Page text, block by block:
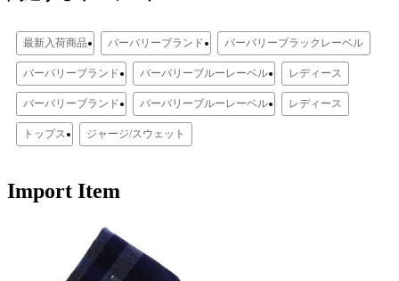
最新入荷商品 バーバリーブランド バーバリーブラックレーベル
バーバリーブランド バーバリーブルーレーベル レディース
バーバリーブランド バーバリーブルーレーベル レディース
トップス ジャージ/スウェット
Import Item